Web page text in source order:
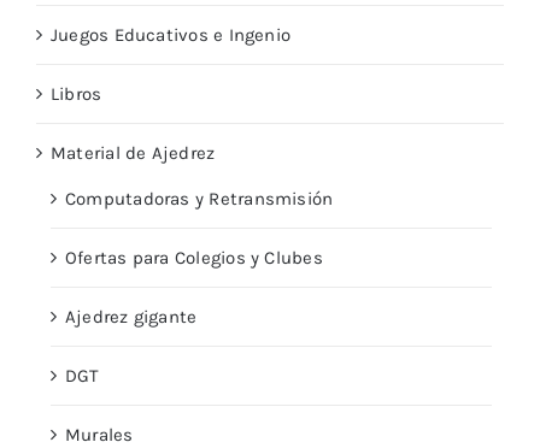
Juegos Educativos e Ingenio
Libros
Material de Ajedrez
Computadoras y Retransmisión
Ofertas para Colegios y Clubes
Ajedrez gigante
DGT
Murales